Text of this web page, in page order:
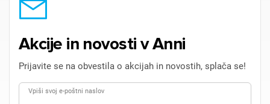
Akcije in novosti v Anni
Prijavite se na obvestila o akcijah in novostih, splača se!
Vpiši svoj e-poštni naslov